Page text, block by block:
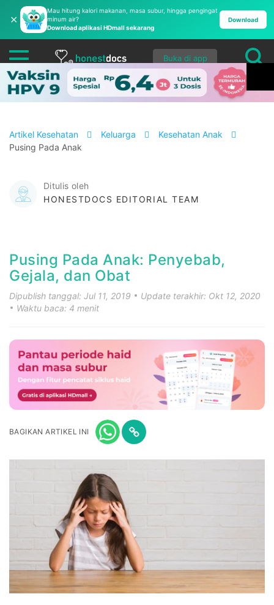
✕
Mau hitung kalori makanan, masa subur, hingga pengingat
minum air?
Download aplikasi HDmall sekarang
Download
Buka di app
Artikel Kesehatan Keluarga
Kesehatan Anak
Pusing Pada Anak
Ditulis oleh
HONESTDOCS EDITORIAL TEAM
Pusing Pada Anak: Penyebab,
Gejala, dan Obat
Dipublish tanggal: Jul 11, 2019
Update terakhir: Okt 12, 2020
Waktu baca: 4 menit
BAGIKAN ARTIKEL INI